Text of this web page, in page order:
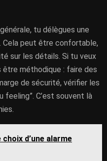
tu délègues une
Cela peut être confortable,
sur les détails. Si tu veux
être méthodique : faire des
de sécurité, vérifier les
feeling”. C’est souvent là
d’une alarme